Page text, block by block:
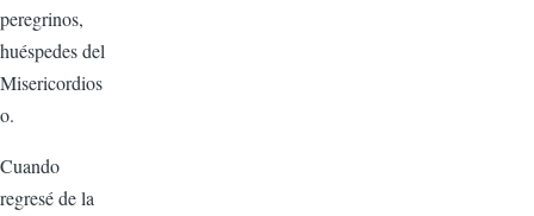
peregrinos,
huéspedes del
Misericordios
o.
Cuando
regresé de la